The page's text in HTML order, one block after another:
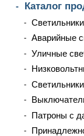
Каталог
Аварийные
Уличные
Патроны с